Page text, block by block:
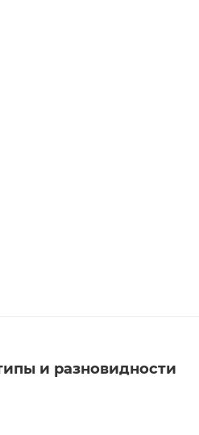
и разновидности